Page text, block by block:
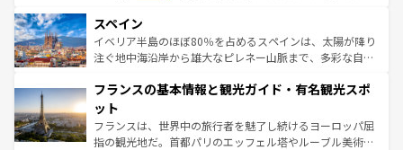
ろん、トスカーナの美しい田園風景やアマルフィ海岸の絶
景など、自然景観も見逃せない。観光の合間には、本場の
ピザやパスタなど、絶品のイタリア料理を堪能することも
ませてくれるイタリアで、忘れられない旅をしてみよう！
なお、新着のイタリア情報は
しい。
スペイン
イベリア半島のほぼ80％を占めるスペインは、太陽が降り
注ぐ地中海沿岸から雄大なピレネー山脈まで、多彩な自然
文化が根付くこの国では、情熱的なフラメンコ、熱気あふ
れる闘牛、そして美味しいタパスが生活の一部となってい
る。首都マドリードの洗練された雰囲気や、バルセロナの
アートに溢れた街角から、地方では古代ローマ遺跡や中世
フランスの基本情報と観光ガイド・有名観光スポ
ット
フランスは、世界中の旅行者を魅了し続けるヨーロッパ屈
指の観光地だ。首都パリのエッフェル塔やルーブル美術館